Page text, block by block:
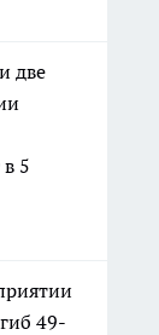
две
5
49-